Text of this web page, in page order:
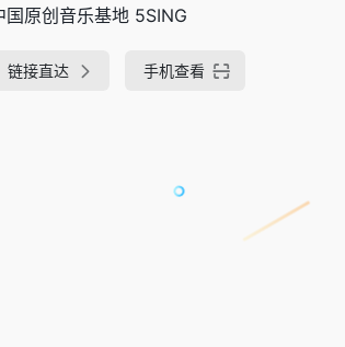
国原创音乐基地 5SING
链接直达 手机查看